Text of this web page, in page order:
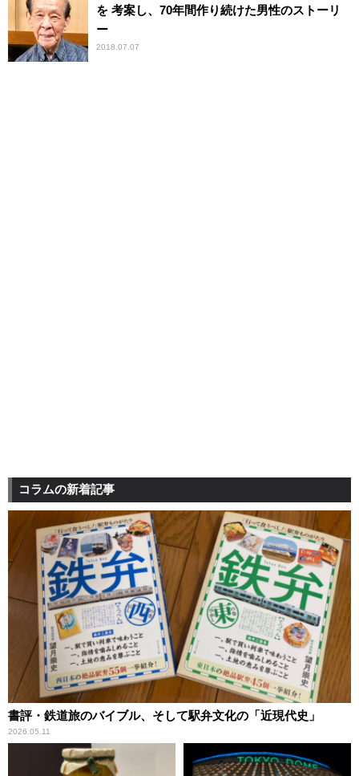
を 考案し、70年間作り続けた男性のストーリ
ー
2018.07.07
コラムの新着記事
書評・鉄道旅のバイブル、そして駅弁文化の「近現代史」
2026.05.11